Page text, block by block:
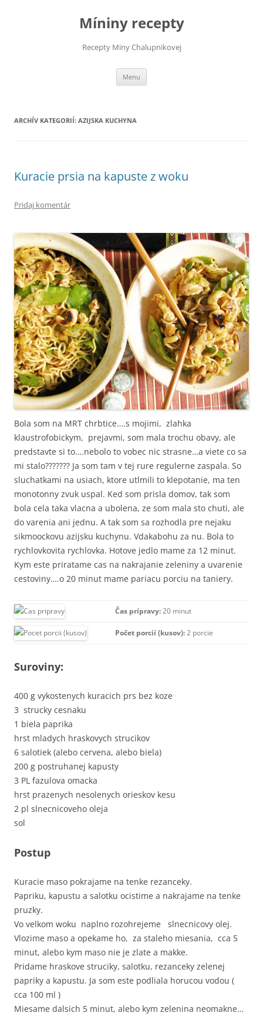
Míniny recepty
Recepty Miny Chalupnikovej
Menu
ARCHÍV KATEGORIÍ: AZIJSKA KUCHYNA
Kuracie prsia na kapuste z woku
Pridaj komentár
Bola som na MRT chrbtice….s mojimi, zlahka
klaustrofobickym, prejavmi, som mala trochu obavy, ale
predstavte si to….nebolo to vobec nic strasne…a viete co sa
mi stalo??????? Ja som tam v tej rure regulerne zaspala. So
sluchatkami na usiach, ktore utlmili to klepotanie, ma ten
monotonny zvuk uspal. Ked som prisla domov, tak som
bola cela taka vlacna a ubolena, ze som mala sto chuti, ale
do varenia ani jednu. A tak som sa rozhodla pre nejaku
sikmoockovu azijsku kuchynu. Vdakabohu za nu. Bola to
rychlovkovita rychlovka. Hotove jedlo mame za 12 minut.
Kym este priratame cas na nakrajanie zeleniny a uvarenie
cestoviny….o 20 minut mame pariacu porciu na taniery.
Čas prípravy:20 minut
Počet porcií (kusov):2 porcie
Suroviny:
400 g vykostenych kuracich prs bez koze
3 strucky cesnaku
1 biela paprika
hrst mladych hraskovych strucikov
6 salotiek (alebo cervena, alebo biela)
200 g postruhanej kapusty
3 PL fazulova omacka
hrst prazenych nesolenych orieskov kesu
2 pl slnecnicoveho oleja
sol
Postup
Kuracie maso pokrajame na tenke rezanceky.
Papriku, kapustu a salotku ocistime a nakrajame na tenke
pruzky.
Vo velkom woku naplno rozohrejeme slnecnicovy olej.
Vlozime maso a opekame ho, za staleho miesania, cca 5
minut, alebo kym maso nie je zlate a makke.
Pridame hraskove struciky, salotku, rezanceky zelenej
papriky a kapustu. Ja som este podliala horucou vodou (
cca 100 ml )
Miesame dalsich 5 minut, alebo kym zelenina neomakne…